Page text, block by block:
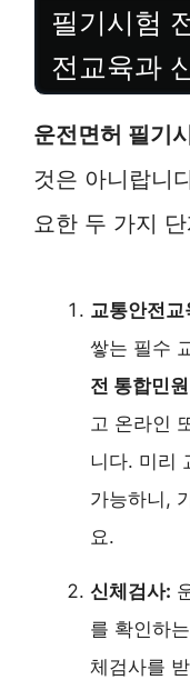
필기시험
전교육과
운전면허 필기
것은 아니랍니
요한 두 가지
교통안전교
쌓는 필수
전 통합민원
고 온라인
니다. 미리
가능하니,
요.
신체검사:
를 확인하
체검사를